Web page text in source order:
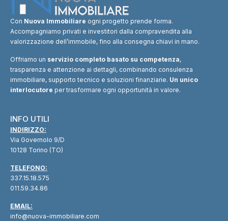
Con Nuova Immobiliare ogni progetto prende forma.
Accompagniamo privati e investitori dalla compravendita alla
valorizzazione dell’immobile, fino alla consegna chiavi in mano.
Offriamo un servizio completo basato su competenza,
trasparenza e attenzione ai dettagli, combinando consulenza
immobiliare, supporto tecnico e soluzioni finanziarie. Un unico
interlocutore per trasformare ogni opportunità in valore.
INFO UTILI
INDIRIZZO:
Via Governolo 9/D
10128 Torino (TO)
TELEFONO:
337.15.18.575
011.59.34.86
EMAIL:
info@nuova-immobiliare.com